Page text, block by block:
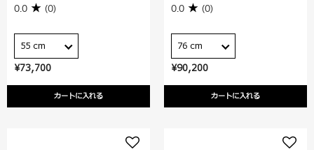
¥73,700
カートに入れる
0.0 (0)
55 cm
¥90,200
カートに入れる
0.0 (0)
76 cm